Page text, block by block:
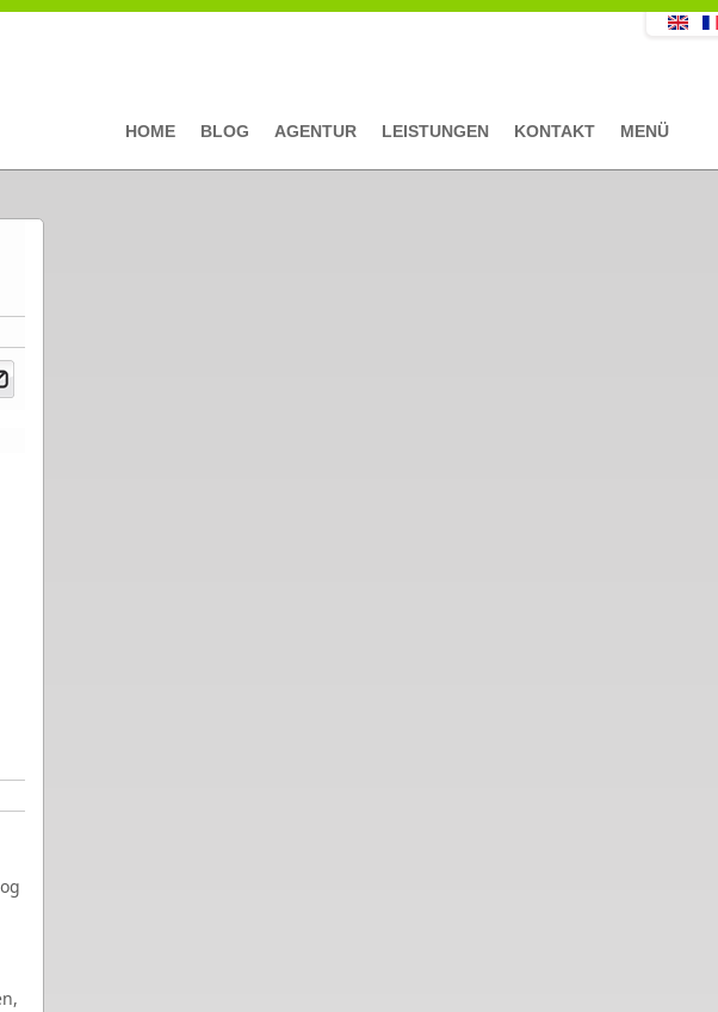
HOME BLOG AGENTUR LEISTUNGEN KONTAKT MENÜ